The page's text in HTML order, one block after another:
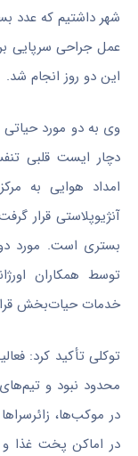
عمل جراحی سرپایی
این دو روز انجام شد.
وی به دو مورد حیاتی
دچار ایست قلبی
امداد هوایی به
آنژیوپلاستی قرار
بستری است. مورد
توسط همکاران
خدمات حیات‌بخش
توکلی تأکید کرد:
محدود نبود و
در موکب‌ها،
در اماکن پخت غذا و